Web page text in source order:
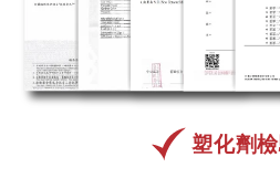
塑化劑